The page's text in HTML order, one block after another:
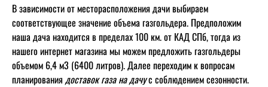
В зависимости от месторасположения дачи выбираем
соответствующее значение объема газгольдера. Предположим
наша дача находится в пределах 100 км. от КАД СПб, тогда из
нашего интернет магазина мы можем предложить газгольдеры
объемом 6,4 м3 (6400 литров). Далее переходим к вопросам
планирования доставок газа на дачус соблюдением сезонности.